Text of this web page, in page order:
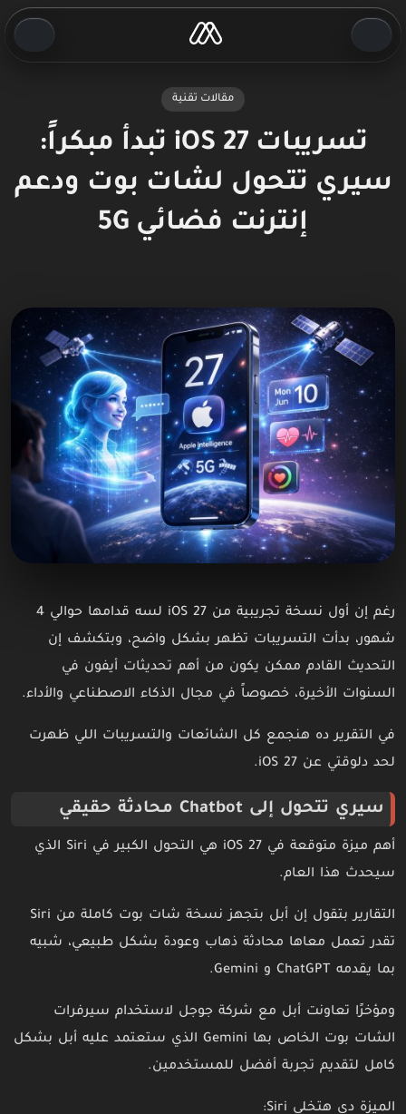
مقالات تقنية
تسريبات iOS 27 تبدأ مبكراً:
سيري تتحول لشات بوت ودعم
إنترنت فضائي 5G
رغم إن أول نسخة تجريبية من iOS 27 لسه قدامها حوالي 4
شهور، بدأت التسريبات تظهر بشكل واضح، وبتكشف إن
التحديث القادم ممكن يكون من أهم تحديثات أيفون في
السنوات الأخيرة، خصوصاً في مجال الذكاء الاصطناعي والأداء.
في التقرير ده هنجمع كل الشائعات والتسريبات اللي ظهرت
لحد دلوقتي عن iOS 27.
سيري تتحول إلى Chatbot محادثة حقيقي
أهم ميزة متوقعة في iOS 27 هي التحول الكبير في Siri الذي
سيحدث هذا العام.
التقارير بتقول إن أبل بتجهز نسخة شات بوت كاملة من Siri
تقدر تعمل معاها محادثة ذهاب وعودة بشكل طبيعي، شبيه
بما يقدمه ChatGPT و Gemini.
ومؤخرًا تعاونت أبل مع شركة جوجل لاستخدام سيرفرات
الشات بوت الخاص بها Gemini الذي ستعتمد عليه أبل بشكل
كامل لتقديم تجربة أفضل للمستخدمين.
الميزة دي هتخلي Siri: